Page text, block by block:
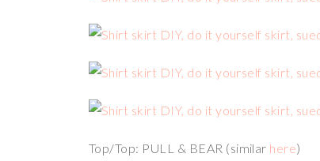
Top/Top: PULL & BEAR (similar here)